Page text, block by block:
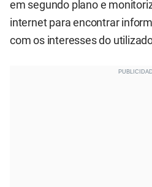
em segundo plano e
internet para encontrar
com os interesses do